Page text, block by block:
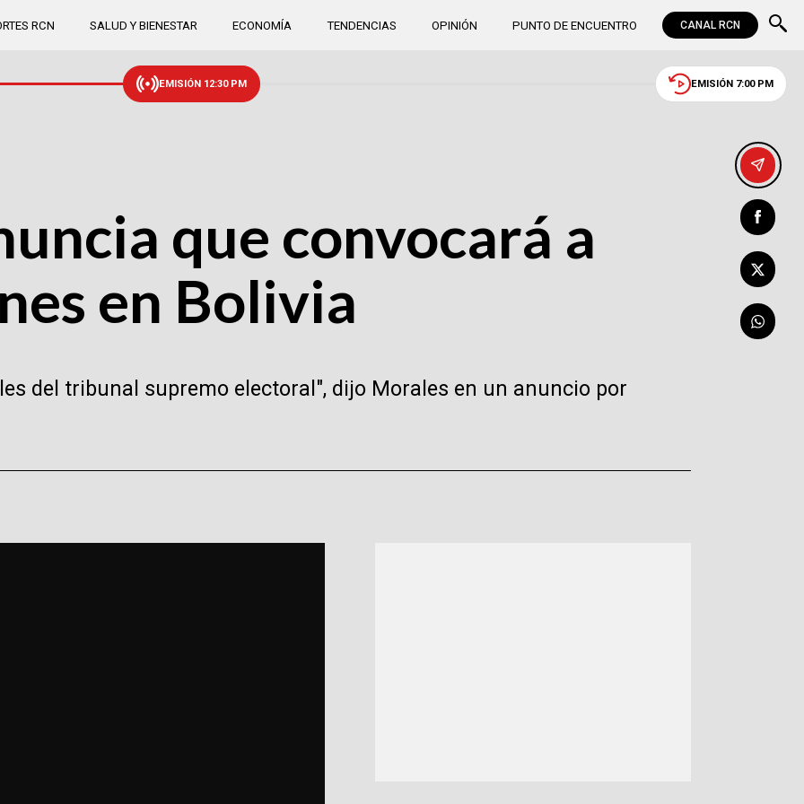
RCN SALUD Y BIENESTAR ECONOMÍA TENDENCIAS OPINIÓN PUNTO DE ENCUENTRO CANAL RCN
EMISIÓN 12:30 PM EMISIÓN 7:00 PM
que convocará a
en Bolivia
del tribunal supremo electoral", dijo Morales en un anuncio por